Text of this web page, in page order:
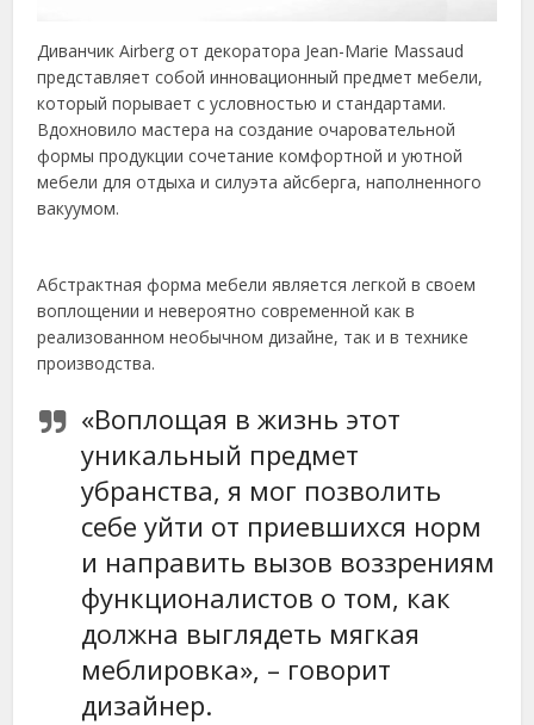
Диванчик Airberg от декоратора Jean-Marie Massaud
представляет собой инновационный предмет мебели,
который порывает с условностью и стандартами.
Вдохновило мастера на создание очаровательной
формы продукции сочетание комфортной и уютной
мебели для отдыха и силуэта айсберга, наполненного
вакуумом.
Абстрактная форма мебели является легкой в своем
воплощении и невероятно современной как в
реализованном необычном дизайне, так и в технике
производства.
«Воплощая в жизнь этот
уникальный предмет
убранства, я мог позволить
себе уйти от приевшихся норм
и направить вызов воззрениям
функционалистов о том, как
должна выглядеть мягкая
меблировка», – говорит
дизайнер.